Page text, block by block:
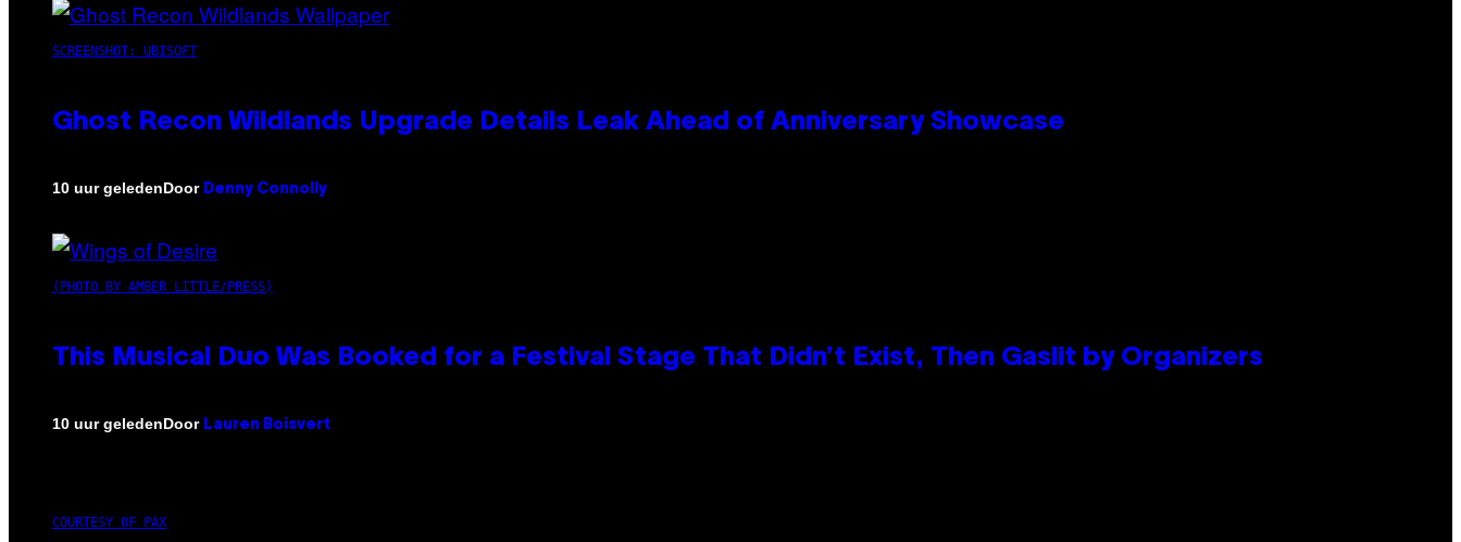
SCREENSHOT: UBISOFT
Ghost Recon Wildlands Upgrade Details Leak Ahead of Anniversary Showcase
10 uur geledenDoor Denny Connolly
(PHOTO BY AMBER LITTLE/PRESS)
This Musical Duo Was Booked for a Festival Stage That Didn’t Exist, Then Gaslit by Organizers
10 uur geledenDoor Lauren Boisvert
COURTESY OF PAX